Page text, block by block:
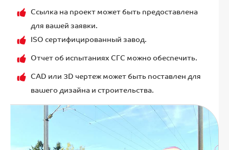
Ссылка на проект может быть предоставлена
для вашей заявки.
ISO сертифицированный завод.
Отчет об испытаниях СГС можно обеспечить.
CAD или 3D чертеж может быть поставлен для
вашего дизайна и строительства.